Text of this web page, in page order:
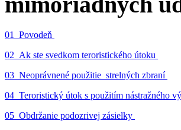
01_Povodeň
02_Ak ste svedkom teroristického útoku
03_Neoprávnené použitie strelných zbraní
04_Teroristický útok s použitím nástražného
05_Obdržanie podozrivej zásielky